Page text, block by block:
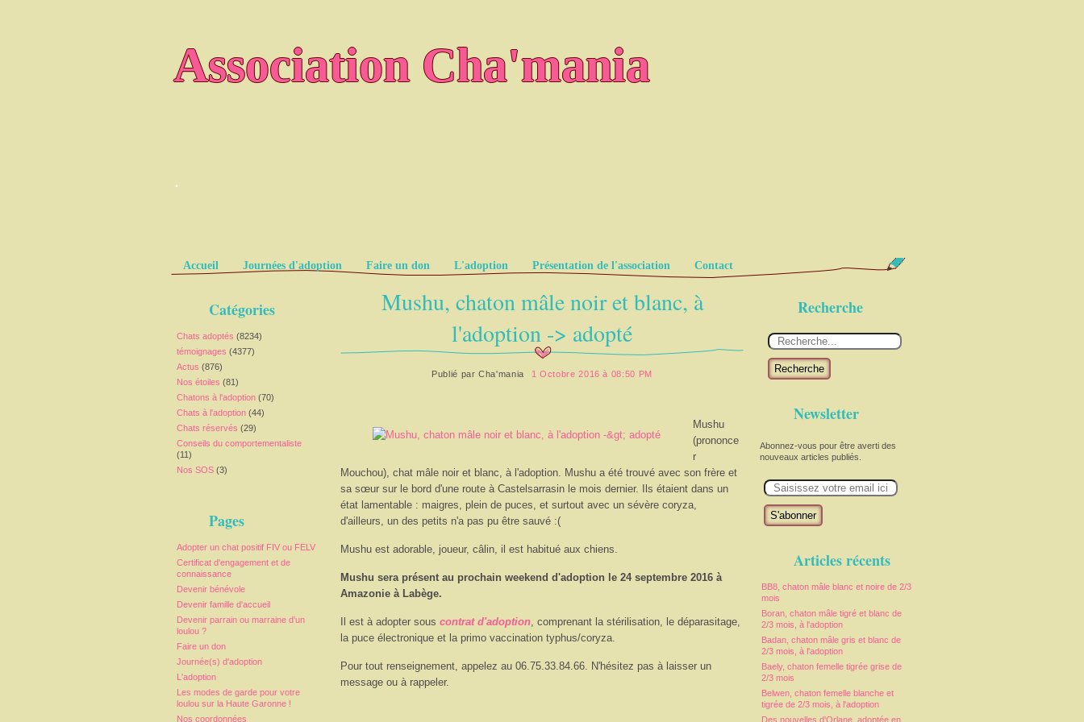
Association Cha'mania
.
Pages
Accueil Journées d'adoption Faire un don L'adoption Présentation de l'association Contact
Catégories
Chats adoptés (8234)
témoignages (4377)
Actus (876)
Nos étoiles (81)
Chatons à l'adoption (70)
Chats à l'adoption (44)
Chats réservés (29)
Conseils du comportementaliste
(11)
Nos SOS (3)
Pages
Adopter un chat positif FIV ou FELV
Certificat d'engagement et de
connaissance
Devenir bénévole
Devenir famille d'accueil
Devenir parrain ou marraine d'un
loulou ?
Faire un don
Journée(s) d'adoption
L'adoption
Les modes de garde pour votre
loulou sur la Haute Garonne !
Nos coordonnées
Recherche
Recherche
Newsletter
Abonnez-vous pour être averti des
nouveaux articles publiés.
m
Articles récents
BB8, chaton mâle blanc et noire de 2/3
mois
Boran, chaton mâle tigré et blanc de
2/3 mois, à l'adoption
Badan, chaton mâle gris et blanc de
2/3 mois, à l'adoption
Baely, chaton femelle tigrée grise de
2/3 mois
Belwen, chaton femelle blanche et
tigrée de 2/3 mois, à l'adoption
Des nouvelles d'Orlane, adoptée en
Mushu, chaton mâle noir et blanc, à
l'adoption -> adopté
Publié parCha'mania 1 Octobre 2016 à 08:50 PM
Mushu
(prononce
r
Mouchou), chat mâle noir et blanc, à l'adoption. Mushu a été trouvé avec son frère et
sa sœur sur le bord d'une route à Castelsarrasin le mois dernier. Ils étaient dans un
état lamentable : maigres, plein de puces, et surtout avec un sévère coryza,
d'ailleurs, un des petits n'a pas pu être sauvé :(
Mushu est adorable, joueur, câlin, il est habitué aux chiens.
Mushu sera présent au prochain weekend d'adoption le 24 septembre 2016 à
Amazonie à Labège.
Il est à adopter sous contrat d'adoption, comprenant la stérilisation, le déparasitage,
la puce électronique et la primo vaccination typhus/coryza.
Pour tout renseignement, appelez au 06.75.33.84.66. N'hésitez pas à laisser un
message ou à rappeler.